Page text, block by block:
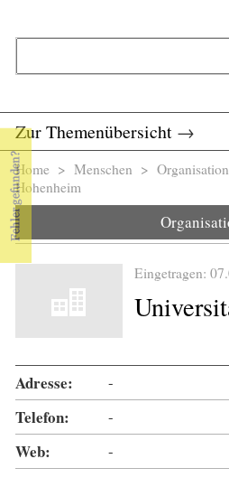
Zur Themenübersicht →
Sie sind hier
Home > Menschen >
Hohenheim
Eingetragen:
Adresse: -
Telefon: -
Web: -